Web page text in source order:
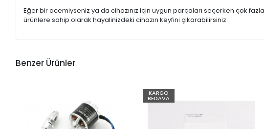
Eğer bir acemiyseniz ya da cihazınız için uygun parçaları seçerken çok
ürünlere sahip olarak hayalinizdeki cihazın keyfini çıkarabilirsiniz.
Benzer Ürünler
KARGO
BEDAVA